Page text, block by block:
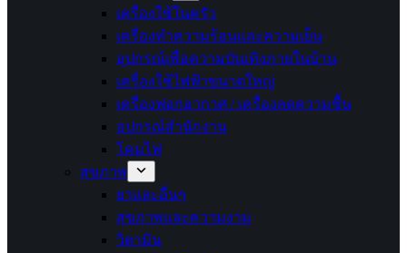
เครื่องใช้ในครัว
เครื่องทำความร้อนและความเย็น
อุปกรณ์เพื่อความบันเทิงภายในบ้าน
เครื่องใช้ไฟฟ้าขนาดใหญ่
เครื่องฟอกอากาศ / เครื่องลดความชื้น
อุปกรณ์สำนักงาน
โคมไฟ
สุขภาพ
ยาและอื่นๆ
สุขภาพและความงาม
วิตามิน